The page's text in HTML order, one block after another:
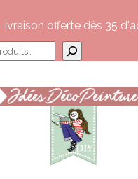
Livraison offerte dès 35